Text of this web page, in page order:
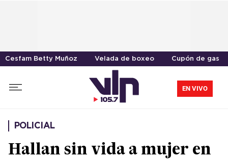
Cesfam Betty Muñoz Velada de boxeo Cupón de gas
EN VIVO
POLICIAL
Hallan sin vida a mujer en